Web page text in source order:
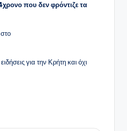
που δεν φρόντιζε τα
για την Κρήτη και όχι